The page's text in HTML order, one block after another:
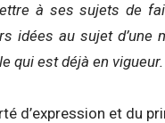
à ses sujets de
idées au sujet
qui est déjà en vigueur.
d’expression et du